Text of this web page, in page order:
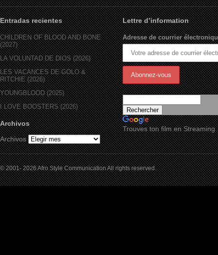
Entradas recientes
CHILDREN OF BLOOD AND BONE
(2027)
LA VOLUNTAD DE DIOS (2026)
LES VACANCES DE GOLO &
RITCHIE (2026)
YOUNGBLOOD (2025)
I LOVE BOOSTERS (2026)
Archivos
Archivos
Lettre d’information
Adresse de courrier
Trouves ton film en Streaming
© 2001- 2026 Afro Style Communication All rights reserved.